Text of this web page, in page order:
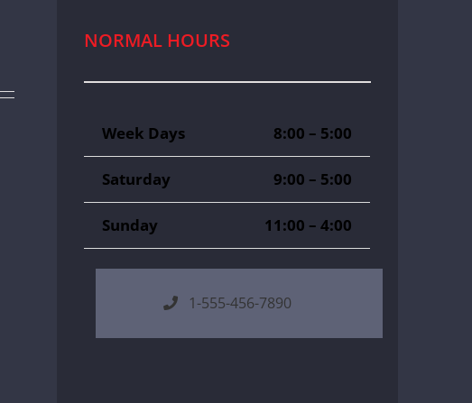
NORMAL HOURS
Week Days 8:00 – 5:00
Saturday 9:00 – 5:00
Sunday 11:00 – 4:00
1-555-456-7890